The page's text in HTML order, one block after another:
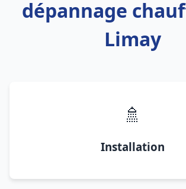
dépannage
Limay
🚿
Installation